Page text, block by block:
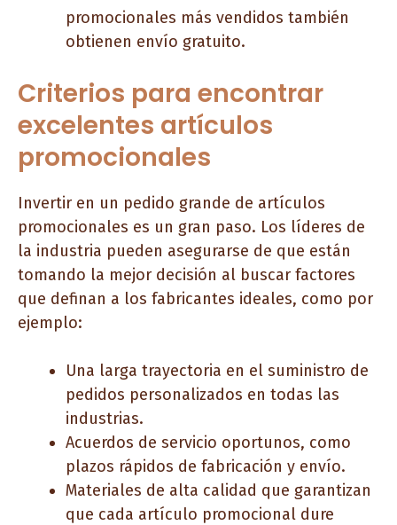
promocionales más vendidos también
obtienen envío gratuito.
Criterios para encontrar
excelentes artículos
promocionales
Invertir en un pedido grande de artículos
promocionales es un gran paso. Los líderes de
la industria pueden asegurarse de que están
tomando la mejor decisión al buscar factores
que definan a los fabricantes ideales, como por
ejemplo:
Una larga trayectoria en el suministro de
pedidos personalizados en todas las
industrias.
Acuerdos de servicio oportunos, como
plazos rápidos de fabricación y envío.
Materiales de alta calidad que garantizan
que cada artículo promocional dure